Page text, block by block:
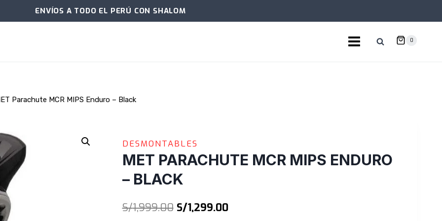
ENVÍOS A TODO EL PERÚ CON SHALOM
0
Parachute MCR MIPS Enduro – Black
DESMONTABLES
MET PARACHUTE MCR MIPS ENDURO
– BLACK
S/1,999.00 El
S/1,299.00El